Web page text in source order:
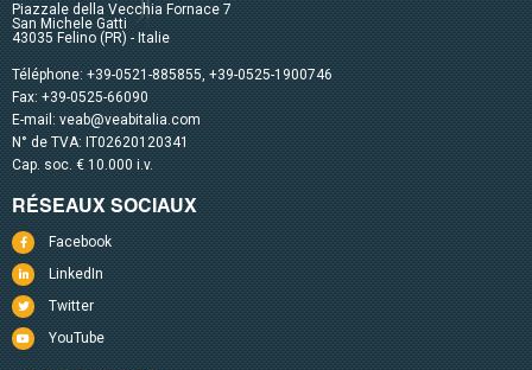
Piazzale della Vecchia Fornace 7
San Michele Gatti
43035 Felino (PR) - Italie
Téléphone: +39-0521-885855, +39-0525-1900746
Fax: +39-0525-66090
E-mail: veab@veabitalia.com
N° de TVA: IT02620120341
Cap. soc. € 10.000 i.v.
RÉSEAUX SOCIAUX
Facebook
LinkedIn
Twitter
YouTube